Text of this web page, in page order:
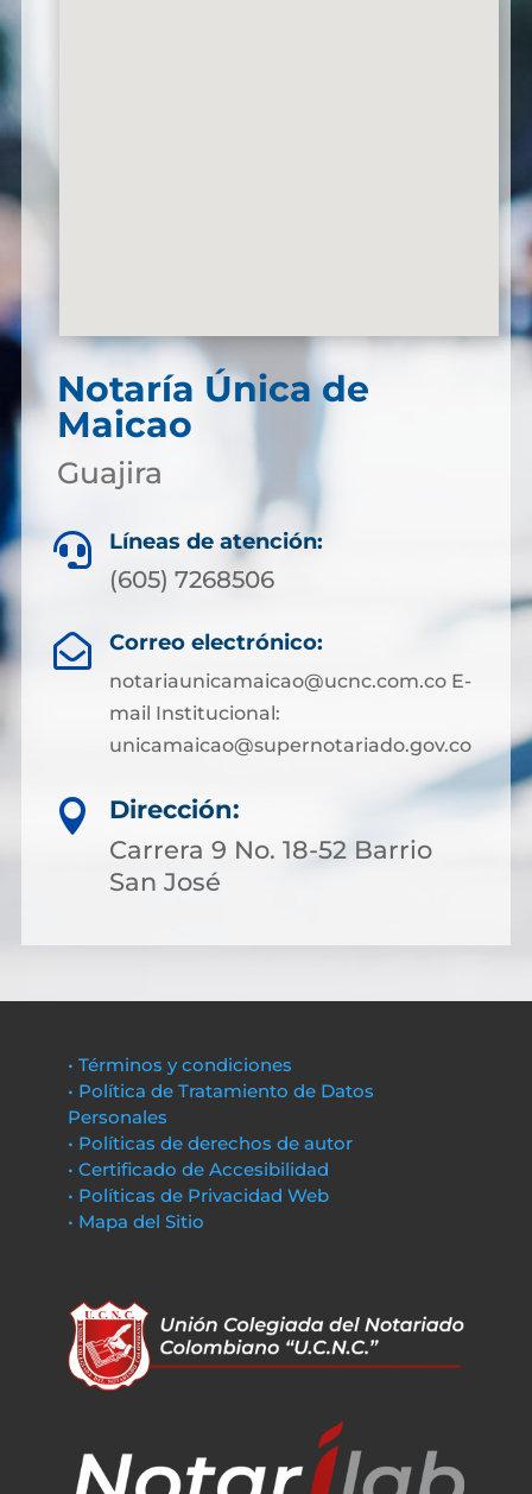
Notaría Única de
Maicao
Guajira
 Líneas de atención:
(605) 7268506
 Correo electrónico:
notariaunicamaicao@ucnc.com.co E-
mail Institucional:
unicamaicao@supernotariado.gov.co

Dirección:
Carrera 9 No. 18-52 Barrio
San José
• Términos y condiciones
• Política de Tratamiento de Datos
Personales
• Políticas de derechos de autor
• Certificado de Accesibilidad
• Políticas de Privacidad Web
• Mapa del Sitio